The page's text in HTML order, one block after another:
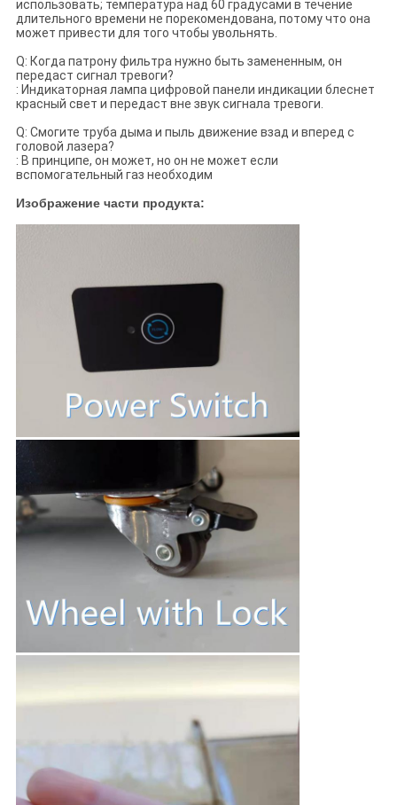
использовать; температура над 60 градусами в течение
длительного времени не порекомендована, потому что она
может привести для того чтобы увольнять.
Q: Когда патрону фильтра нужно быть замененным, он
передаст сигнал тревоги?
: Индикаторная лампа цифровой панели индикации блеснет
красный свет и передаст вне звук сигнала тревоги.
Q: Смогите труба дыма и пыль движение взад и вперед с
головой лазера?
: В принципе, он может, но он не может если
вспомогательный газ необходим
Изображение части продукта: